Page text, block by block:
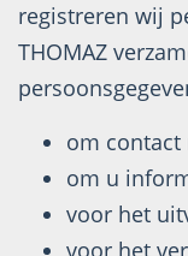
registreren wij
THOMAZ
om contact
om u
voor het
voor het